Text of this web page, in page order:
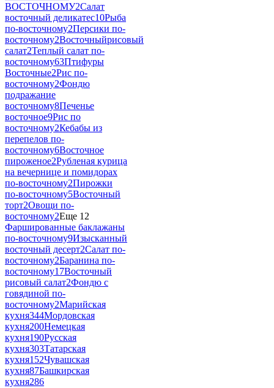
ВОСТОЧНОМУ2Салат
восточный деликатес10Рыба
по-восточному2Персики по-
восточному2Восточныйрисовый
салат2Теплый салат по-
восточному63Птифуры
Восточные2Рис по-
восточному2Фондю
подражание
восточному8Печенье
восточное9Рис по
восточному2Кебабы из
перепелов по-
восточному6Восточное
пироженое2Рубленая курица
на вечернице и помидорах
по-восточному2Пирожки
по-восточному5Восточный
торт2Овощи по-
восточному2Еще 12
Фаршированные баклажаны
по-восточному9Изысканный
восточный десерт2Салат по-
восточному2Баранина по-
восточному17Восточный
рисовый салат2Фондю с
говядиной по-
восточному2Марийская
кухня344Мордовская
кухня200Немецкая
кухня190Русская
кухня303Татарская
кухня152Чувашская
кухня87Башкирская
кухня286